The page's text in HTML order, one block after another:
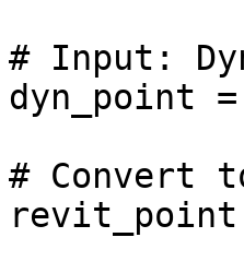
# Input:
dyn_point
# Convert
revit_point